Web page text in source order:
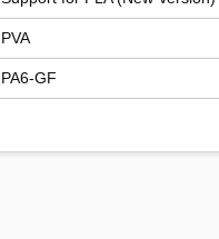
PVA
PA6-GF